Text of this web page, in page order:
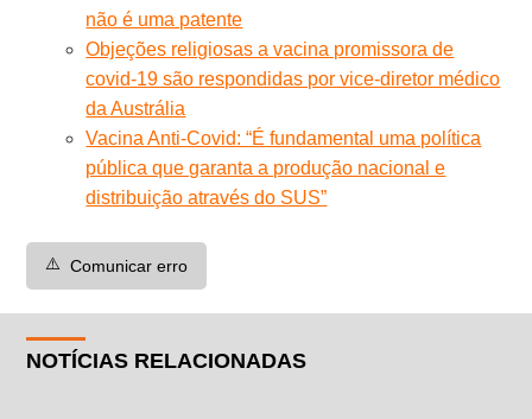
não é uma patente
Objeções religiosas a vacina promissora de
covid-19 são respondidas por vice-diretor médico
da Austrália
Vacina Anti-Covid: “É fundamental uma política
pública que garanta a produção nacional e
distribuição através do SUS”
⚠️ Comunicar erro
NOTÍCIAS RELACIONADAS